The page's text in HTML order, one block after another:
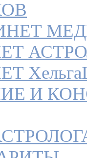
ХельгаI
И